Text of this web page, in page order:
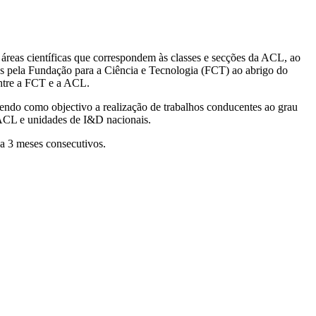
científicas que correspondem às classes e secções da ACL, ao
Fundação para a Ciência e Tecnologia (FCT) ao abrigo do
a FCT e a ACL.
como objectivo a realização de trabalhos conducentes ao grau
e unidades de I&D nacionais.
3 meses consecutivos.